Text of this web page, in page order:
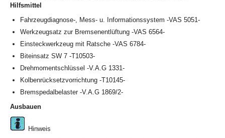
Hilfsmittel
Fahrzeugdiagnose-, Mess- u. Informationssystem -VAS 5051-
Werkzeugsatz zur Bremsenentlüftung -VAS 6564-
Einsteckwerkzeug mit Ratsche -VAS 6784-
Biteinsatz SW 7 -T10503-
Drehmomentschlüssel -V.A.G 1331-
Kolbenrücksetzvorrichtung -T10145-
Bremspedalbelaster -V.A.G 1869/2-
Ausbauen
Hinweis